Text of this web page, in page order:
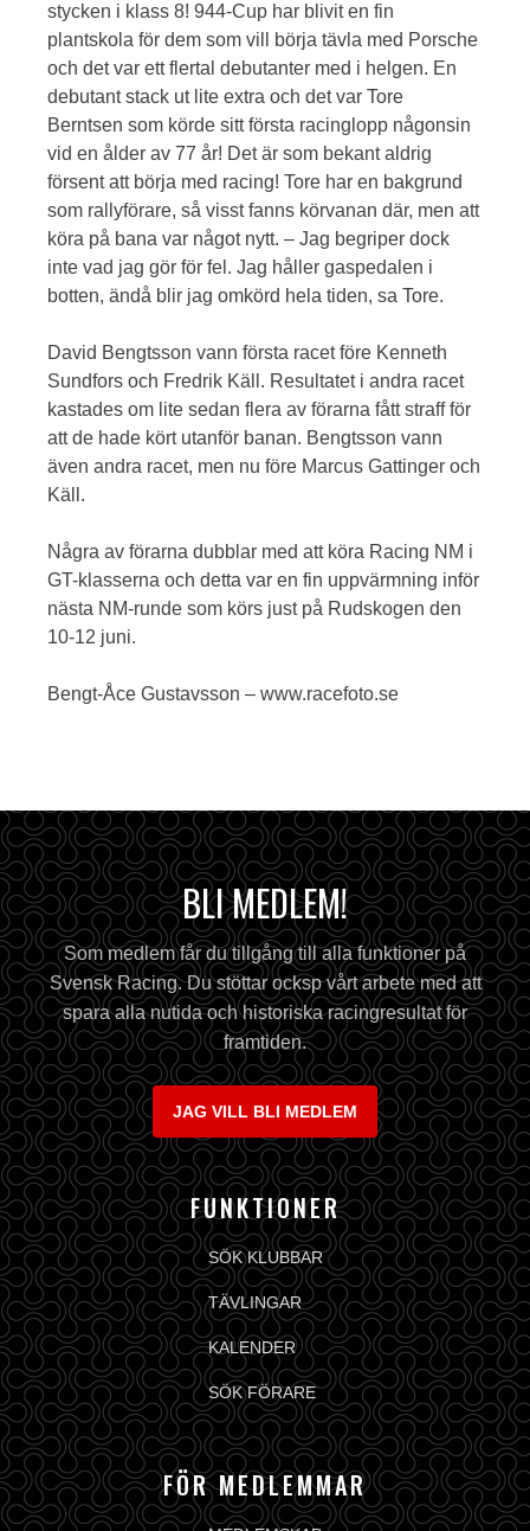
stycken i klass 8! 944-Cup har blivit en fin
plantskola för dem som vill börja tävla med Porsche
och det var ett flertal debutanter med i helgen. En
debutant stack ut lite extra och det var Tore
Berntsen som körde sitt första racinglopp någonsin
vid en ålder av 77 år! Det är som bekant aldrig
försent att börja med racing! Tore har en bakgrund
som rallyförare, så visst fanns körvanan där, men att
köra på bana var något nytt. – Jag begriper dock
inte vad jag gör för fel. Jag håller gaspedalen i
botten, ändå blir jag omkörd hela tiden, sa Tore.
David Bengtsson vann första racet före Kenneth
Sundfors och Fredrik Käll. Resultatet i andra racet
kastades om lite sedan flera av förarna fått straff för
att de hade kört utanför banan. Bengtsson vann
även andra racet, men nu före Marcus Gattinger och
Käll.
Några av förarna dubblar med att köra Racing NM i
GT-klasserna och detta var en fin uppvärmning inför
nästa NM-runde som körs just på Rudskogen den
10-12 juni.
Bengt-Åce Gustavsson – www.racefoto.se
BLI MEDLEM!
Som medlem får du tillgång till alla funktioner på
Svensk Racing. Du stöttar ocksp vårt arbete med att
spara alla nutida och historiska racingresultat för
framtiden.
JAG VILL BLI MEDLEM
FUNKTIONER
SÖK KLUBBAR
TÄVLINGAR
KALENDER
SÖK FÖRARE
FÖR MEDLEMMAR